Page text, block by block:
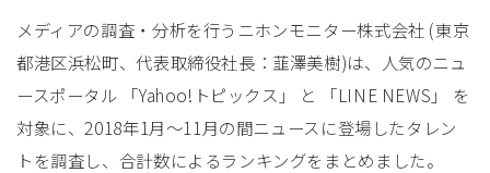
メディアの調査・分析を行うニホンモニター株式会社 (東京
都港区浜松町、代表取締役社長：韮澤美樹)は、人気のニュ
ースポータル 「Yahoo!トピックス」 と 「LINE NEWS」 を
対象に、2018年1月～11月の間ニュースに登場したタレン
トを調査し、合計数によるランキングをまとめました。